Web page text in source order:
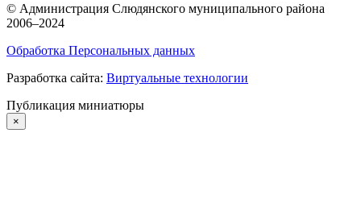
© Администрация Слюдянского муниципального района
2006–2024
Обработка Персональных данных
Разработка сайта: Виртуальные технологии
Публикация миниатюры
×